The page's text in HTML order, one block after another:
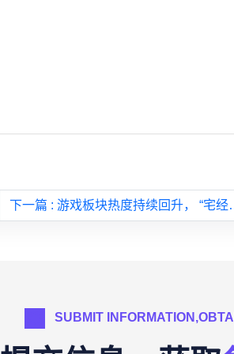
下一篇 : 游戏板块热度持续回升， “宅经济”或重演？
SUBMIT